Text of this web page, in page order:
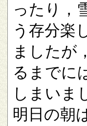
ったり，
う存分楽
ましたが
るまでに
しまいま
明日の朝